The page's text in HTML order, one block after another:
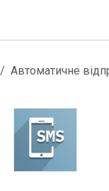
Автоматичне